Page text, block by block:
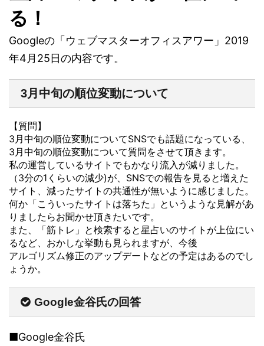
る！
Googleの「ウェブマスターオフィスアワー」2019
年4月25日の内容です。
3月中旬の順位変動について
【質問】
3月中旬の順位変動についてSNSでも話題になっている、
3月中旬の順位変動について質問をさせて頂きます。
私の運営しているサイトでもかなり流入が減りました。
（3分の1くらいの減少)が、SNSでの報告を見ると増えた
サイト、減ったサイトの共通性が無いように感じました。
何か「こういったサイトは落ちた」というような見解があ
りましたらお聞かせ頂きたいです。
また、「筋トレ」と検索すると星占いのサイトが上位にい
るなど、おかしな挙動も見られますが、今後
アルゴリズム修正のアップデートなどの予定はあるのでし
ょうか。
Google金谷氏の回答
■Google金谷氏